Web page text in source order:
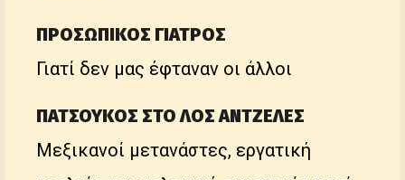
ΠΡΟΣΩΠΙΚΟΣ ΓΙΑΤΡΟΣ
Γιατί δεν μας έφταναν οι άλλοι
ΠΑΤΣΟΥΚΟΣ ΣΤΟ ΛΟΣ ΑΝΤΖΕΛΕΣ
Μεξικανοί μετανάστες, εργατική